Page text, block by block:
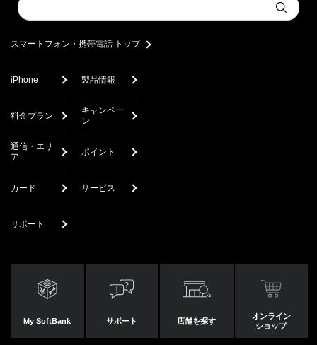
a
Submit
スマートフォン・携帯電話 トップ
iPhone 製品情報
料金プラン
キャンペー
ン
通信・エリ
ア
ポイント
カード サービス
サポート
My SoftBank サポート 店舗を探す
オンライン
ショップ